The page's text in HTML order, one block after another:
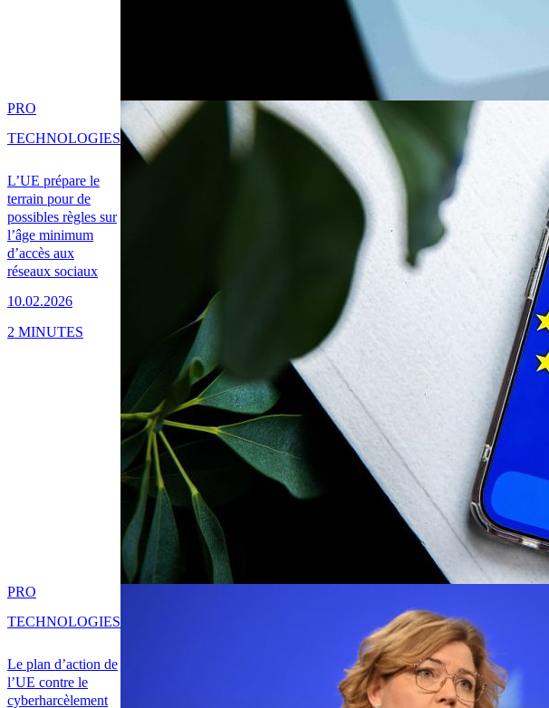
L’UE prépare le
terrain pour de
possibles règles sur
l’âge minimum
d’accès aux
réseaux sociaux
10.02.2026
PRO
TECHNOLOGIES
2 MINUTES
Le plan d’action de
l’UE contre le
cyberharcèlement
PRO
TECHNOLOGIES